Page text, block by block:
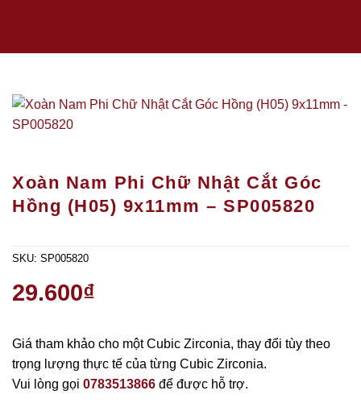
Xoàn Nam Phi Chữ Nhật Cắt Góc
Hồng (H05) 9x11mm – SP005820
SKU: SP005820
29.600₫
Giá tham khảo cho một Cubic Zirconia, thay đổi tùy theo
trọng lượng thực tế của từng Cubic Zirconia.
Vui lòng gọi 0783513866 để được hỗ trợ.